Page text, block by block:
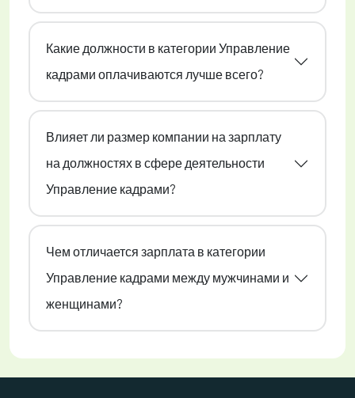
Какие должности в категории Управление
кадрами оплачиваются лучше всего?
Влияет ли размер компании на зарплату
на должностях в сфере деятельности
Управление кадрами?
Чем отличается зарплата в категории
Управление кадрами между мужчинами и
женщинами?